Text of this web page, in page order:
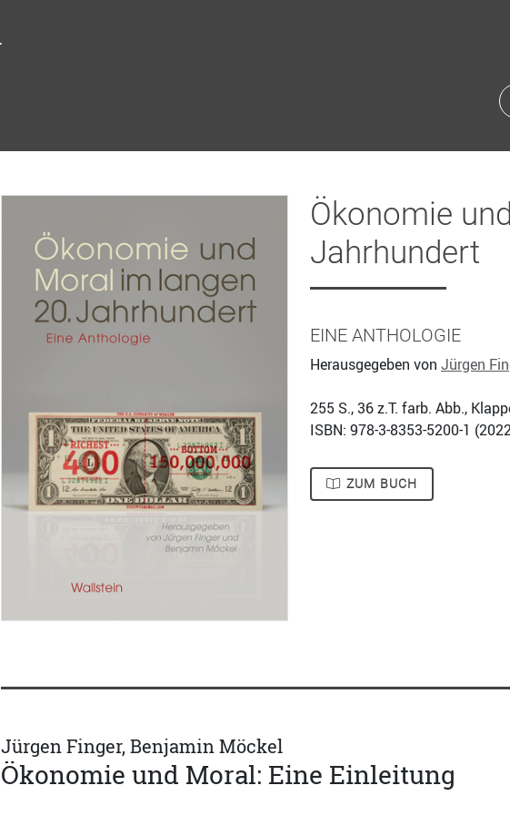
Ökonomie
Jahrhundert
EINE ANTHOLOGIE
Herausgegeben von Jürgen
255 S., 36 z.T. farb. Abb.,
ISBN: 978-3-8353-5200-1 (
ZUM BUCH
Jürgen Finger, Benjamin Möckel
Ökonomie und Moral: Eine Einleitung